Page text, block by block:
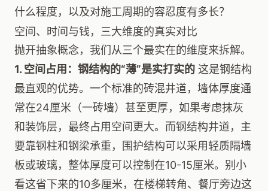
什么程度，以及对施工周期的容忍度有多长？
空间、时间与钱，三大维度的真实对比
抛开抽象概念，我们从三个最实在的维度来拆解。
1. 空间占用：钢结构的“薄”是实打实的 这是钢结构
最直观的优势。一个标准的砖混井道，墙体厚度通
常在24厘米（一砖墙）甚至更厚，如果考虑抹灰
和装饰层，最终占用空间更大。而钢结构井道，主
要靠钢柱和钢梁承重，围护结构可以采用轻质隔墙
板或玻璃，整体厚度可以控制在10-15厘米。别小
看这省下来的10多厘米，在楼梯转角、餐厅旁边这